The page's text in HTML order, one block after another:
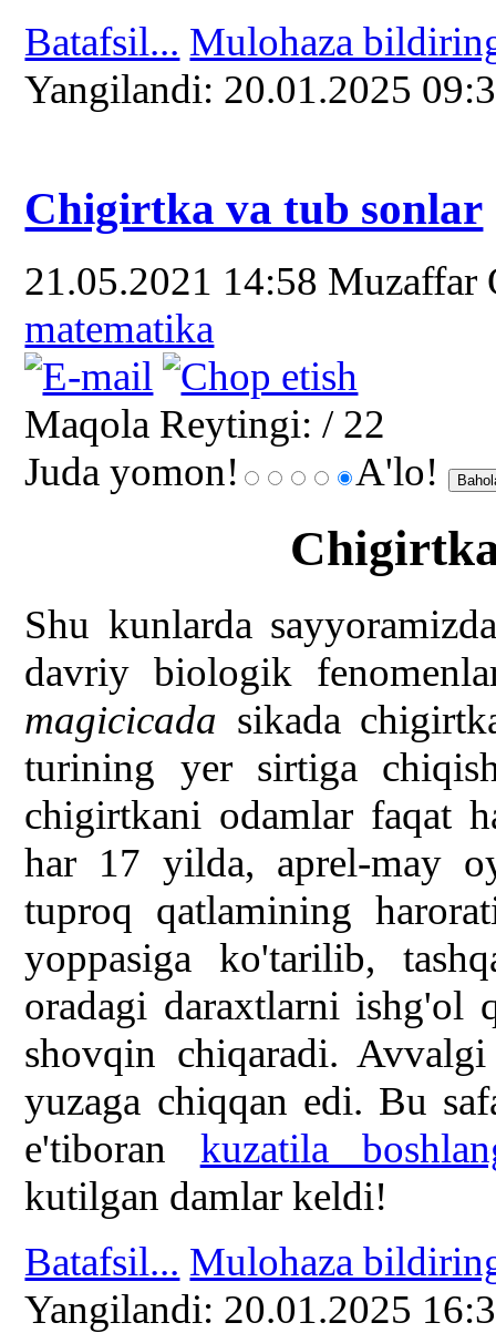
Batafsil... Mulohaza
Yangilаndi: 20.01.2025
Chigirtka va tub sonlar
21.05.2021 14:58 Muzaffar
matematika
Maqola Reytingi: / 22
Juda yomon!
A'lo!
Shu kunlarda
davriy biologik
magicicada sikada
turining yer sirtiga
chigirtkani odamlar faqat
har 17 yilda, aprel-may
tuproq qatlamining
yoppasiga ko'tarilib,
oradagi daraxtlarni ishg'ol
shovqin chiqaradi.
yuzaga chiqqan edi. Bu
e'tiboran kuzatila
kutilgan damlar keldi!
Batafsil... Mulohaza
Yangilаndi: 20.01.2025